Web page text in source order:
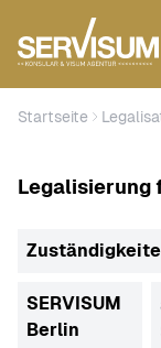
Startseite
Legalisierung
SERVISUM
Berlin